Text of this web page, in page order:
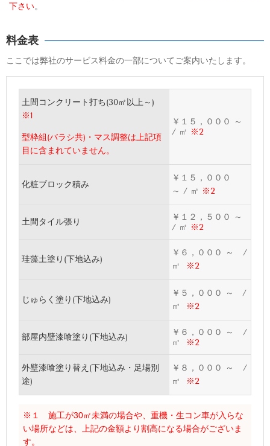
下さい。
料金表
ここでは弊社のサービス料金の一部についてご案内いたします。
土間コンクリート打ち(30㎡以上～)
※1
型枠組(バラシ共)・マス調整は上記項
目に含まれていません。
￥１５，０００ ～
/ ㎡ ※2
化粧ブロック積み
￥１５，０００
～ / ㎡ ※2
土間タイル張り
￥１２，５００ ～
/ ㎡ ※2
珪藻土塗り(下地込み)
￥６，０００ ～ /
㎡
※2
じゅらく塗り(下地込み)
￥５，０００
～ /
㎡
※2
部屋内壁漆喰塗り(下地込み)
￥６，０００ ～ /
㎡
※2
外壁漆喰塗り替え(下地込み・足場別
途)
￥８，０００ ～ /
㎡
※2
※１ 施工が30㎡未満の場合や、重機・生コン車が入らな
い場所などは、上記の金額より割高になる場合がございま
す。